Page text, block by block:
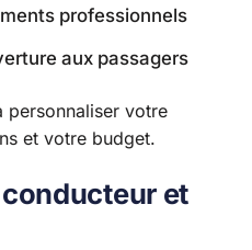
professionnels
aux passagers
personnaliser votre
et votre budget.
et